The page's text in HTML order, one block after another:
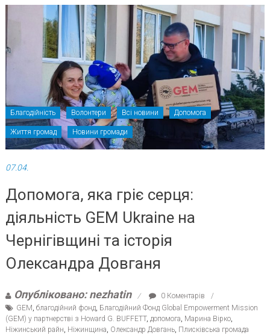
Благодійність Волонтери Всі новини Допомога
Життя громад Новини громади
07.04.
Допомога, яка гріє серця:
діяльність GEM Ukraine на
Чернігівщині та історія
Олександра Довганя
Опубліковано: nezhatin
0 Коментарів
GEM, благодійний фонд, Благодійний Фонд Global Empowerment Mission
(GEM) у партнерстві з Howard G. BUFFETT, допомога, Марина Вірко,
Ніжинський райн, Ніжинщина, Олександр Довгань, Плисківська громада